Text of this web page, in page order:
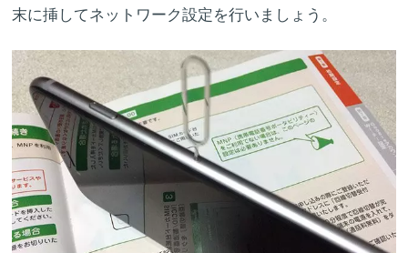
末に挿してネットワーク設定を行いましょう。